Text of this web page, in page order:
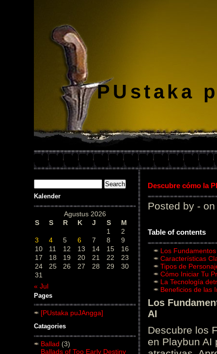
PUstaka
Kalender
Agustus 2026
S
S R K J S
M
1
2
3
4 5 6 7 8
9
10
11 12 13 14 15
16
17
18 19 20 21 22
23
24
25 26 27 28 29
30
31
« Jul
Pages
[PUstaka puJAngga]
Catagories
Ballad (3)
Ballads of Too Early Destiny
Descubre cómo la
Posted by - on
Table of contents
Los
Características
Tipos de
Cómo Iniciar Tu
La Tecnología
Beneficios de las
Los
AI
Descubre los
en Playbun AI